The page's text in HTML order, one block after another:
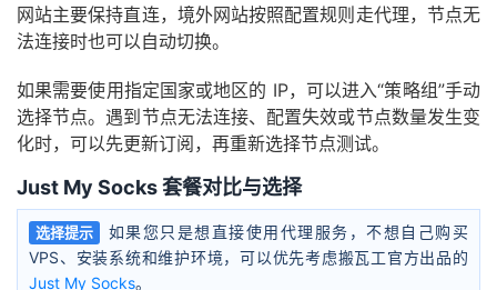
网站主要保持直连，境外网站按照配置规则走代理，节点无
法连接时也可以自动切换。
如果需要使用指定国家或地区的 IP，可以进入“策略组”手动
选择节点。遇到节点无法连接、配置失效或节点数量发生变
化时，可以先更新订阅，再重新选择节点测试。
Just My Socks 套餐对比与选择
选择提示
如果您只是想直接使用代理服务，不想自己购买
VPS、安装系统和维护环境，可以优先考虑搬瓦工官方出品的
Just My Socks。